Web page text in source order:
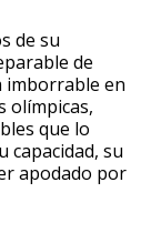
de su
de
imborrable en
olímpicas,
que lo
capacidad, su
apodado por